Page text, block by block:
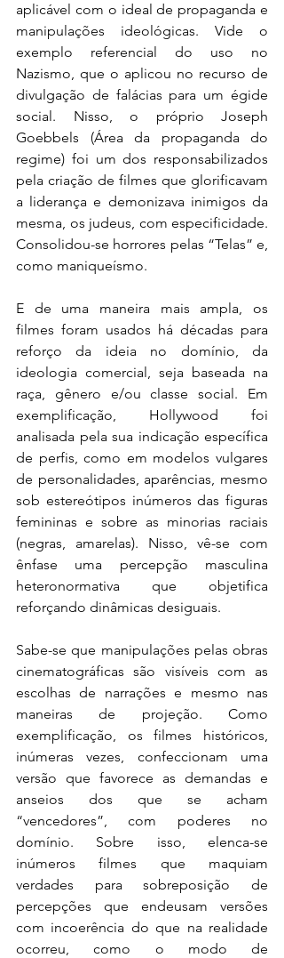
aplicável com o ideal de propaganda e
manipulações ideológicas. Vide o
exemplo referencial do uso no
Nazismo, que o aplicou no recurso de
divulgação de falácias para um égide
social. Nisso, o próprio Joseph
Goebbels (Área da propaganda do
regime) foi um dos responsabilizados
pela criação de filmes que glorificavam
a liderança e demonizava inimigos da
mesma, os judeus, com especificidade.
Consolidou-se horrores pelas “Telas” e,
como maniqueísmo.
E de uma maneira mais ampla, os
filmes foram usados há décadas para
reforço da ideia no domínio, da
ideologia comercial, seja baseada na
raça, gênero e/ou classe social. Em
exemplificação, Hollywood foi
analisada pela sua indicação específica
de perfis, como em modelos vulgares
de personalidades, aparências, mesmo
sob estereótipos inúmeros das figuras
femininas e sobre as minorias raciais
(negras, amarelas). Nisso, vê-se com
ênfase uma percepção masculina
heteronormativa que objetifica
reforçando dinâmicas desiguais.
Sabe-se que manipulações pelas obras
cinematográficas são visíveis com as
escolhas de narrações e mesmo nas
maneiras de projeção. Como
exemplificação, os filmes históricos,
inúmeras vezes, confeccionam uma
versão que favorece as demandas e
anseios dos que se acham
“vencedores”, com poderes no
domínio. Sobre isso, elenca-se
inúmeros filmes que maquiam
verdades para sobreposição de
percepções que endeusam versões
com incoerência do que na realidade
ocorreu, como o modo de